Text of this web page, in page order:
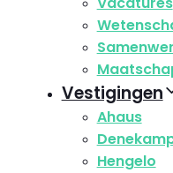
Vestigingen
Ahaus
Hengelo